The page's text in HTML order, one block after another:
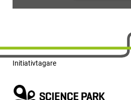
Initiativtagare